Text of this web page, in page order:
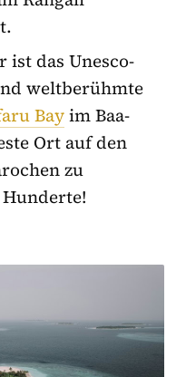
ist das Unesco-
weltberühmte
Bayim Baa-
Ort auf den
zu